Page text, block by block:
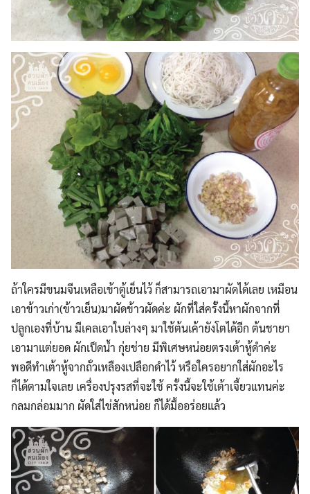
for:
ถ้าใครมีขนมจีนเหลือเข้าตู้เย็นไว้ ก็สามารถเอามาผัดได้เลย เหมือน
เอาข้าวเก่า(ข้าวเย็น)มาผัดข้าวผัดค่ะ ผักที่ใส่ครั้งนี้หาผักจากที่
ปลูกเองที่บ้าน มีเคลเอาใบล่างๆ มาใช้ต้นเค้ายังโตได้อีก ต้นชายา
เอามาแต่ยอด ผักเป็ดน้ำ กุ่ยช่าย มีพิเศษหน่อยตรงเต้าหู้ดำค่ะ
พอดีทำเต้าหู้จากถั่วเหลืองเปลือกดำไว้ หรือใครอยากใส่ผักอะไร
ก็ได้ตามใจเลย เครื่องปรุงรสที่จะใช้ ครั้งนี้จะใช้เต้าเจี้ยวแทนค่ะ
กลมกล่อมมาก ผัดใส่ไข่สักหน่อย ก็ได้มื้ออร่อยแล้ว